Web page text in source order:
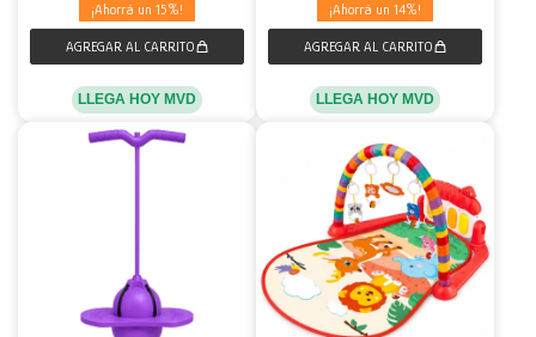
15
LLEGA HOY MVD
14
LLEGA HOY MVD